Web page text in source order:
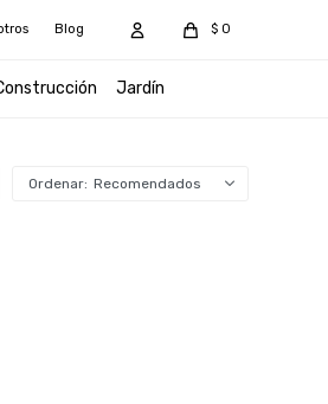
Jardín
$ 0
Blog
Recomendados